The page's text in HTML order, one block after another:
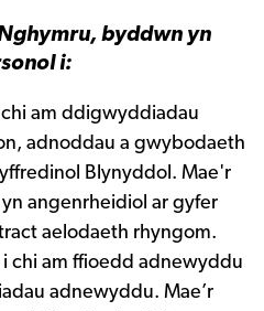
byddwn yn
i:
am ddigwyddiadau
adnoddau a gwybodaeth
Blynyddol. Mae'r
angenrheidiol ar gyfer
aelodaeth rhyngom.
chi am ffioedd adnewyddu
adnewyddu. Mae’r